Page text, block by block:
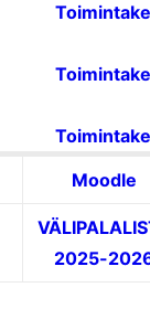
Moodle
2025-